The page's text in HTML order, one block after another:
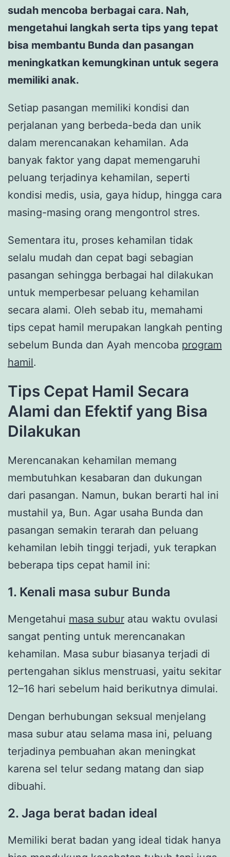
sudah mencoba berbagai cara. Nah,
mengetahui langkah serta tips yang tepat
bisa membantu Bunda dan pasangan
meningkatkan kemungkinan untuk segera
memiliki anak.
Setiap pasangan memiliki kondisi dan
perjalanan yang berbeda-beda dan unik
dalam merencanakan kehamilan. Ada
banyak faktor yang dapat memengaruhi
peluang terjadinya kehamilan, seperti
kondisi medis, usia, gaya hidup, hingga cara
masing-masing orang mengontrol stres.
Sementara itu, proses kehamilan tidak
selalu mudah dan cepat bagi sebagian
pasangan sehingga berbagai hal dilakukan
untuk memperbesar peluang kehamilan
secara alami. Oleh sebab itu, memahami
tips cepat hamil merupakan langkah penting
sebelum Bunda dan Ayah mencoba program
hamil.
Tips Cepat Hamil Secara
Alami dan Efektif yang Bisa
Dilakukan
Merencanakan kehamilan memang
membutuhkan kesabaran dan dukungan
dari pasangan. Namun, bukan berarti hal ini
mustahil ya, Bun. Agar usaha Bunda dan
pasangan semakin terarah dan peluang
kehamilan lebih tinggi terjadi, yuk terapkan
beberapa tips cepat hamil ini:
1. Kenali masa subur Bunda
Mengetahui masa subur atau waktu ovulasi
sangat penting untuk merencanakan
kehamilan. Masa subur biasanya terjadi di
pertengahan siklus menstruasi, yaitu sekitar
12–16 hari sebelum haid berikutnya dimulai.
Dengan berhubungan seksual menjelang
masa subur atau selama masa ini, peluang
terjadinya pembuahan akan meningkat
karena sel telur sedang matang dan siap
dibuahi.
2. Jaga berat badan ideal
Memiliki berat badan yang ideal tidak hanya